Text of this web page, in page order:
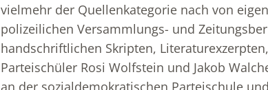
vielmehr der Quellenkategorie nach von
polizeilichen Versammlungs- und
handschriftlichen Skripten,
Parteischüler Rosi Wolfstein und Jakob
an der sozialdemokratischen Parteischule